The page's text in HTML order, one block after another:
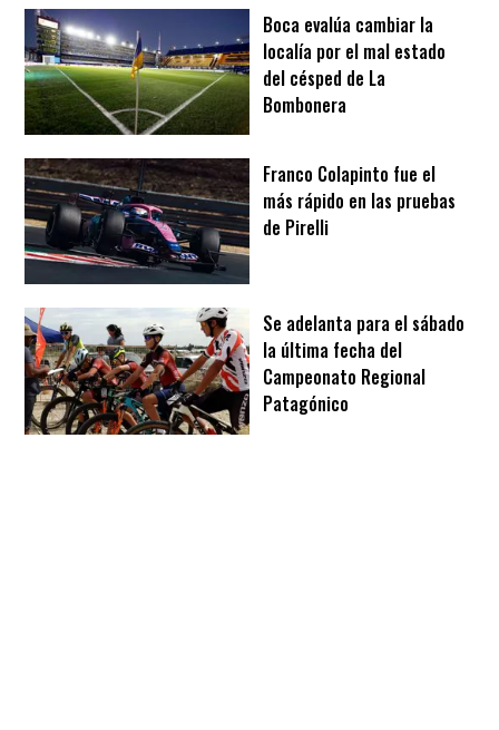
Boca evalúa cambiar la
localía por el mal estado
del césped de La
Bombonera
Franco Colapinto fue el
más rápido en las pruebas
de Pirelli
Se adelanta para el sábado
la última fecha del
Campeonato Regional
Patagónico